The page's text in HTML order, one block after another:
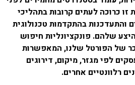
זו כרוכה לעתים קרובות בתהליכי
בהתקדמות טכנולוגית
שלהם. פונקציונליות חיפוש
של הפורטל שלנו, המאפשרות
לפי מגזר, מיקום, דירוגים
רלוונטיים אחרים.